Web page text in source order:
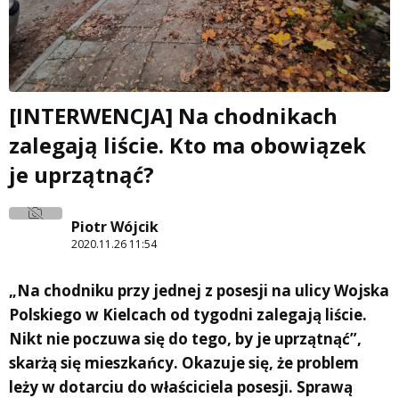
[INTERWENCJA] Na chodnikach
zalegają liście. Kto ma obowiązek
je uprzątnąć?
Piotr Wójcik
2020.11.26 11:54
„Na chodniku przy jednej z posesji na ulicy Wojska
Polskiego w Kielcach od tygodni zalegają liście.
Nikt nie poczuwa się do tego, by je uprzątnąć”,
skarżą się mieszkańcy. Okazuje się, że problem
leży w dotarciu do właściciela posesji. Sprawą